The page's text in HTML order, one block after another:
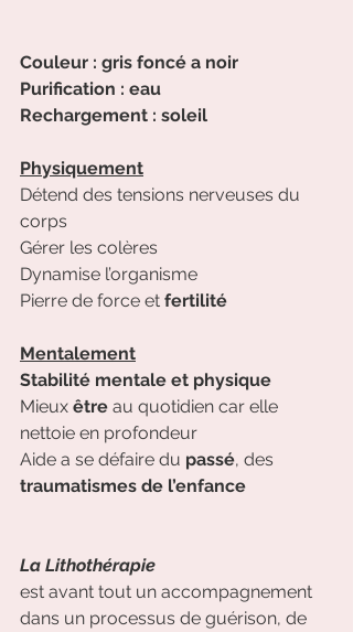
Couleur : gris foncé a noir
Purification : eau
Rechargement : soleil
Physiquement
Détend des tensions nerveuses du
corps
Gérer les colères
Dynamise l’organisme
Pierre de force et fertilité
Mentalement
Stabilité mentale et physique
Mieux être au quotidien car elle
nettoie en profondeur
Aide a se défaire du passé, des
traumatismes de l’enfance
La Lithothérapie
est avant tout un accompagnement
dans un processus de guérison, de